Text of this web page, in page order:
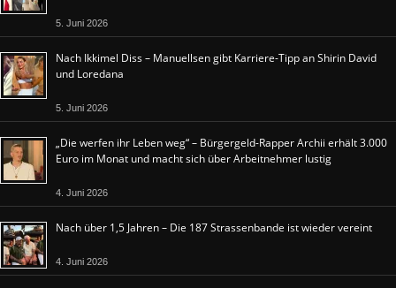
5. Juni 2026
Nach Ikkimel Diss – Manuellsen gibt Karriere-Tipp an Shirin David
und Loredana
5. Juni 2026
„Die werfen ihr Leben weg“ – Bürgergeld-Rapper Archii erhält 3.000
Euro im Monat und macht sich über Arbeitnehmer lustig
4. Juni 2026
Nach über 1,5 Jahren – Die 187 Strassenbande ist wieder vereint
4. Juni 2026